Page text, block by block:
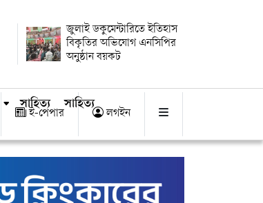
জুলাই ডকুমেন্টারিতে ইতিহাস
বিকৃতির অভিযোগ এনসিপির
অনুষ্ঠান বয়কট
সাহিত্য সাহিত্য
ই-পেপার লগইন